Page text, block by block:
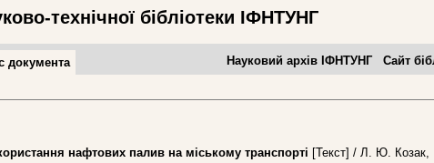
технічної бібліотеки ІФНТУНГ
документа Науковий архів ІФНТУНГ Сайт
нафтових палив на міському транспорті [Текст] / Л. Ю. Козак,